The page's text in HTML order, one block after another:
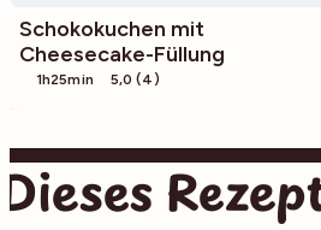
Schokokuchen mit
Cheesecake-Füllung
1h25min 5,0 (4)
Dieses